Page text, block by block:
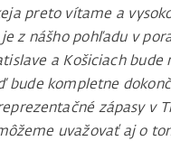
preto vítame a
z nášho pohľadu v
a Košiciach bude
bude kompletne
zápasy v
uvažovať aj o